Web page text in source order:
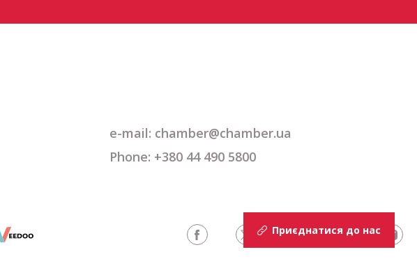
e-mail: chamber@chamber.ua
Phone: +380 44 490 5800
Приєднатися до нас